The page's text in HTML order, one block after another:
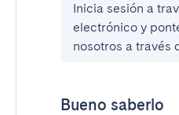
Inicia sesión a
electrónico y
nosotros a través
Bueno saberlo